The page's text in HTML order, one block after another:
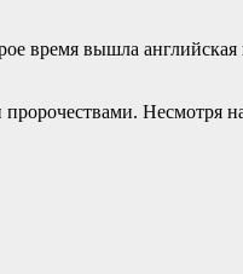
время вышла английская
Несмотря на